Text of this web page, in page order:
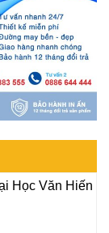
Học Văn Hiến